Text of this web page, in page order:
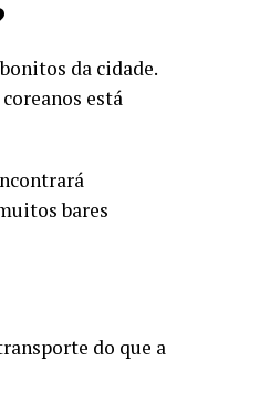
da cidade.
está
bares
do que a